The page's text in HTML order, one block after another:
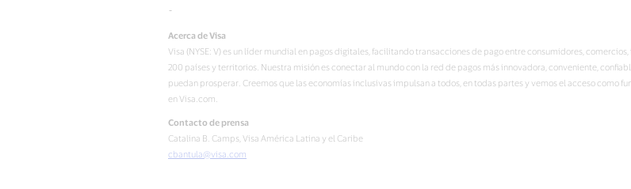
-
Acerca de Visa
Visa (NYSE: V) es un líder mundial en pagos digitales, facilitando transacciones de pago entre consumidores,
200 países y territorios. Nuestra misión es conectar al mundo con la red de pagos más innovadora, conveniente,
puedan prosperar. Creemos que las economías inclusivas impulsan a todos, en todas partes y vemos el acceso como
en Visa.com.
Contacto de prensa
Catalina B. Camps, Visa América Latina y el Caribe
cbantula@visa.com